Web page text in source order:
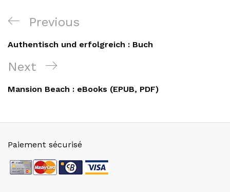
Navigation
de
l’article
Previous
Post
Previous
Authentisch und erfolgreich : Buch
Next
Post
Next
Mansion Beach : eBooks (EPUB, PDF)
Paiement sécurisé